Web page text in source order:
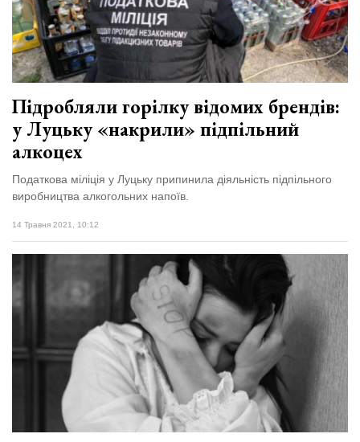
Підробляли горілку відомих брендів:
у Луцьку «накрили» підпільний
алкоцех
Податкова міліція у Луцьку припинила діяльність підпільного
виробництва алкогольних напоїв.
14 Травня 2021, 10:12